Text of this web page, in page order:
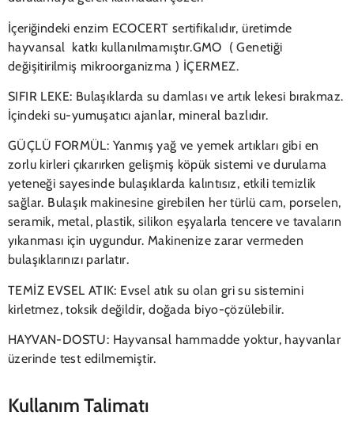
İçeriğindeki enzim ECOCERT sertifikalıdır, üretimde
hayvansal katkı kullanılmamıştır.GMO ( Genetiği
değişitirilmiş mikroorganizma ) İÇERMEZ.
SIFIR LEKE: Bulaşıklarda su damlası ve artık lekesi bırakmaz.
İçindeki su-yumuşatıcı ajanlar, mineral bazlıdır.
GÜÇLÜ FORMÜL: Yanmış yağ ve yemek artıkları gibi en
zorlu kirleri çıkarırken gelişmiş köpük sistemi ve durulama
yeteneği sayesinde bulaşıklarda kalıntısız, etkili temizlik
sağlar. Bulaşık makinesine girebilen her türlü cam, porselen,
seramik, metal, plastik, silikon eşyalarla tencere ve tavaların
yıkanması için uygundur. Makinenize zarar vermeden
bulaşıklarınızı parlatır.
TEMİZ EVSEL ATIK: Evsel atık su olan gri su sistemini
kirletmez, toksik değildir, doğada biyo-çözülebilir.
HAYVAN-DOSTU: Hayvansal hammadde yoktur, hayvanlar
üzerinde test edilmemiştir.
Kullanım Talimatı